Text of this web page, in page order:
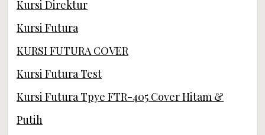
Kursi Direktur
Kursi Futura
KURSI FUTURA COVER
Kursi Futura Test
Kursi Futura Tpye FTR-405 Cover Hitam &
Putih